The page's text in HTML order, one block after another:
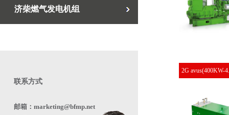
济柴燃气发电机组
联系方式
邮箱：marketing@bfmp.net
2G avus(400KW-